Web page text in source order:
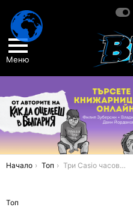
Меню
You are here:
Начало Топ Три Casio часовника, които препоръчваме на Шакира
Топ